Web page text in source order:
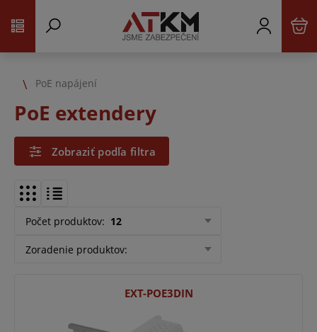
PoE napájení
PoE extendery
Zobraziť podľa filtra
Počet produktov: 12
Zoradenie produktov:
EXT-POE3DIN